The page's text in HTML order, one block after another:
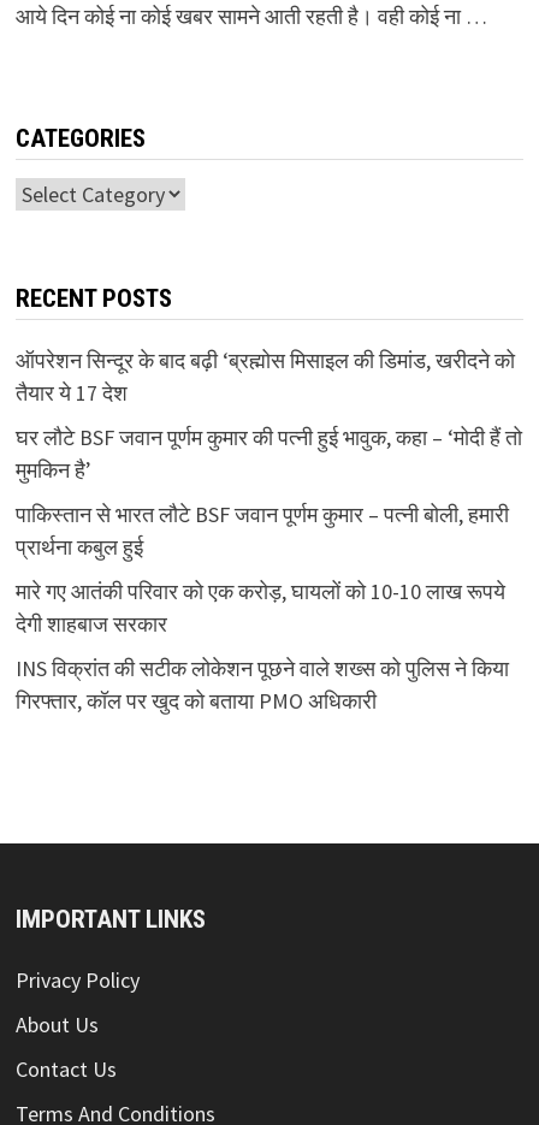
आये दिन कोई ना कोई खबर सामने आती रहती है। वही कोई ना …
CATEGORIES
Categories
RECENT POSTS
ऑपरेशन सिन्दूर के बाद बढ़ी ‘ब्रह्मोस मिसाइल की डिमांड, खरीदने को
तैयार ये 17 देश
घर लौटे BSF जवान पूर्णम कुमार की पत्नी हुई भावुक, कहा – ‘मोदी हैं तो
मुमकिन है’
पाकिस्तान से भारत लौटे BSF जवान पूर्णम कुमार – पत्नी बोली, हमारी
प्रार्थना कबुल हुई
मारे गए आतंकी परिवार को एक करोड़, घायलों को 10-10 लाख रूपये
देगी शाहबाज सरकार
INS विक्रांत की सटीक लोकेशन पूछने वाले शख्स को पुलिस ने किया
गिरफ्तार, कॉल पर खुद को बताया PMO अधिकारी
IMPORTANT LINKS
Privacy Policy
About Us
Contact Us
Terms And Conditions